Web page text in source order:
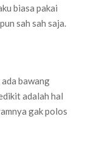
biasa pakai
sah sah saja.
bawang
adalah hal
gak polos